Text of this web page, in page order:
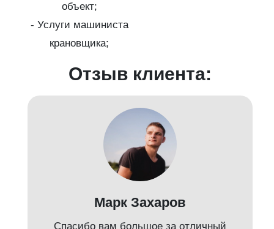
объект;
- Услуги машиниста
крановщика;
Отзыв клиента:
Марк Захаров
Спасибо вам большое за отличный